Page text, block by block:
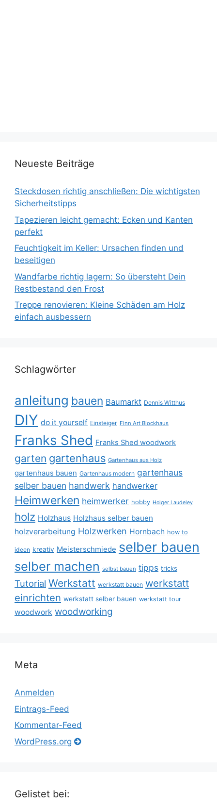
Neueste Beiträge
Steckdosen richtig anschließen: Die wichtigsten
Sicherheitstipps
Tapezieren leicht gemacht: Ecken und Kanten
perfekt
Feuchtigkeit im Keller: Ursachen finden und
beseitigen
Wandfarbe richtig lagern: So übersteht Dein
Restbestand den Frost
Treppe renovieren: Kleine Schäden am Holz
einfach ausbessern
Schlagwörter
anleitung bauen Baumarkt Dennis Witthus
DIY do it yourself Einsteiger Finn Art Blockhaus
Franks Shed Franks Shed woodwork
garten gartenhaus Gartenhaus aus Holz
gartenhaus bauen Gartenhaus modern gartenhaus
selber bauen handwerk handwerker
Heimwerken heimwerker hobby Holger Laudeley
holz Holzhaus Holzhaus selber bauen
holzverarbeitung Holzwerken Hornbach how to
ideen kreativ Meisterschmiede selber bauen
selber machen selbst bauen tipps tricks
Tutorial Werkstatt werkstatt bauen werkstatt
einrichten werkstatt selber bauen werkstatt tour
woodwork woodworking
Meta
Anmelden
Eintrags-Feed
Kommentar-Feed
WordPress.org
Gelistet bei: